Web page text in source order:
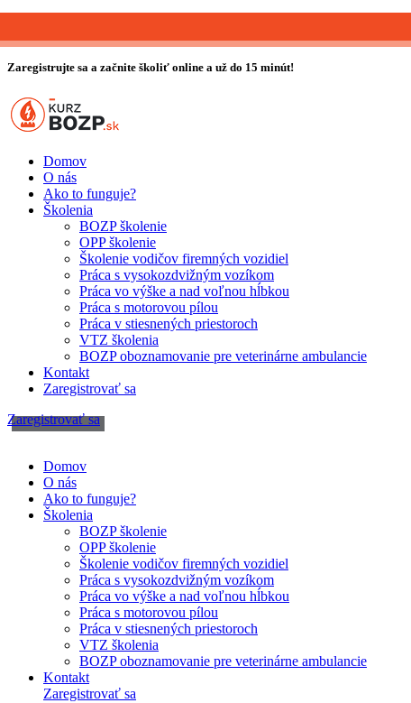
Zaregistrujte sa a začnite školiť online a už do 15 minút!
Domov
O nás
Ako to funguje?
Školenia
BOZP školenie
OPP školenie
Školenie vodičov firemných vozidiel
Práca s vysokozdvižným vozíkom
Práca vo výške a nad voľnou hĺbkou
Práca s motorovou pílou
Práca v stiesnených priestoroch
VTZ školenia
BOZP oboznamovanie pre veterinárne ambulancie
Kontakt
Zaregistrovať sa
Zaregistrovať sa
Domov
O nás
Ako to funguje?
Školenia
BOZP školenie
OPP školenie
Školenie vodičov firemných vozidiel
Práca s vysokozdvižným vozíkom
Práca vo výške a nad voľnou hĺbkou
Práca s motorovou pílou
Práca v stiesnených priestoroch
VTZ školenia
BOZP oboznamovanie pre veterinárne ambulancie
Kontakt
Zaregistrovať sa